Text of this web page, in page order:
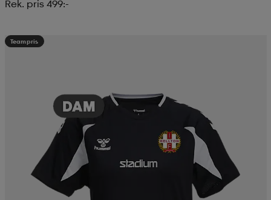
Rek. pris 499:-
Teampris